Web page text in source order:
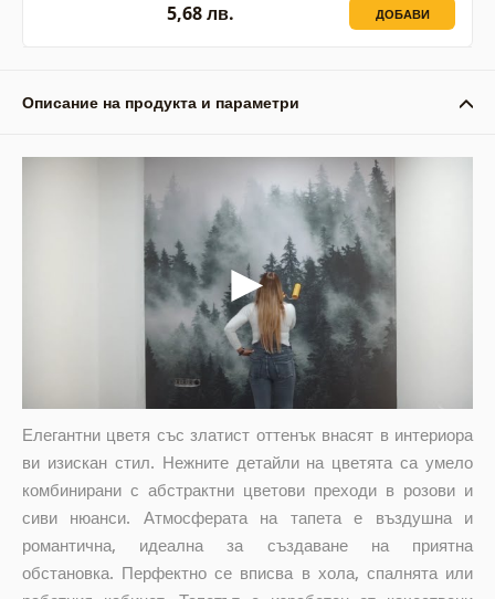
5,68 лв.
ДОБАВИ
Описание на продукта и параметри
Елегантни цветя със златист оттенък внасят в интериора
ви изискан стил. Нежните детайли на цветята са умело
комбинирани с абстрактни цветови преходи в розови и
сиви нюанси. Атмосферата на тапета е въздушна и
романтична, идеална за създаване на приятна
обстановка. Перфектно се вписва в хола, спалнята или